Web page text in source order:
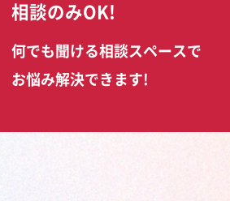
相談のみOK!
何でも聞ける相談スペースで
お悩み解決できます!